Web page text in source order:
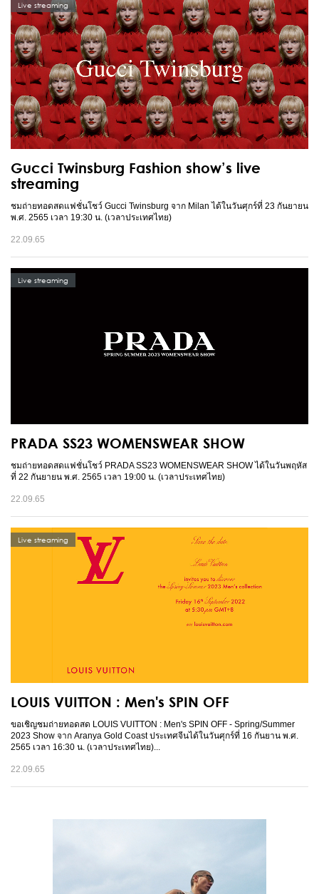
Live streaming
Gucci Twinsburg Fashion show’s live
streaming
ชมถ่ายทอดสดแฟชั่นโชว์ Gucci Twinsburg จาก Milan ได้ในวันศุกร์ที่ 23 กันยายน
พ.ศ. 2565 เวลา 19:30 น. (เวลาประเทศไทย)
22.09.65
Live streaming
PRADA SS23 WOMENSWEAR SHOW
ชมถ่ายทอดสดแฟชั่นโชว์ PRADA SS23 WOMENSWEAR SHOW ได้ในวันพฤหัส
ที่ 22 กันยายน พ.ศ. 2565 เวลา 19:00 น. (เวลาประเทศไทย)
22.09.65
Live streaming
LOUIS VUITTON : Men's SPIN OFF
ขอเชิญชมถ่ายทอดสด LOUIS VUITTON : Men's SPIN OFF - Spring/Summer
2023 Show จาก Aranya Gold Coast ประเทศจีนได้ในวันศุกร์ที่ 16 กันยาน พ.ศ.
2565 เวลา 16:30 น. (เวลาประเทศไทย)...
22.09.65